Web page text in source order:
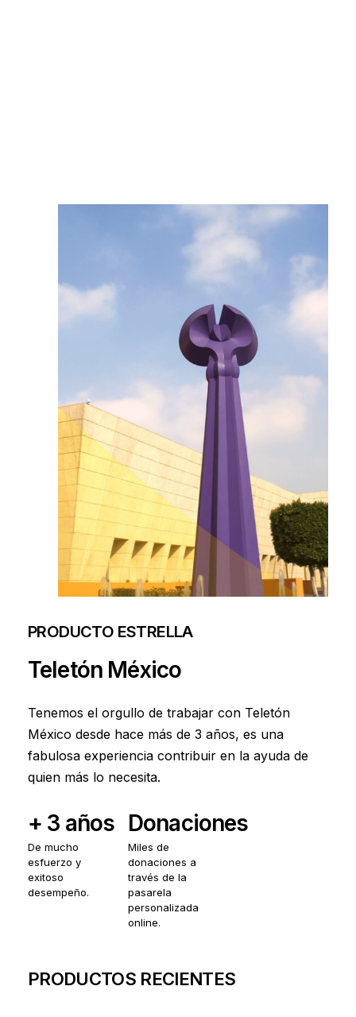
PRODUCTO ESTRELLA
Teletón México
Tenemos el orgullo de trabajar con Teletón
México desde hace más de 3 años, es una
fabulosa experiencia contribuir en la ayuda de
quien más lo necesita.
+ 3 años
De mucho
esfuerzo y
exitoso
desempeño.
Donaciones
Miles de
donaciones a
través de la
pasarela
personalizada
online.
PRODUCTOS RECIENTES